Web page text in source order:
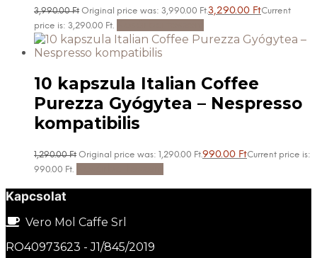
3,990.00Ft Original price was: 3,990.00 Ft.3,290.00 FtCurrent
price is: 3,290.00 Ft.
10 kapszula Italian Coffee
Purezza Gyógytea – Nespresso
kompatibilis
1,290.00Ft Original price was: 1,290.00 Ft.990.00 FtCurrent price is:
990.00 Ft.
Kapcsolat
Vero Mol Caffe Srl
RO40973623 - J1/845/2019